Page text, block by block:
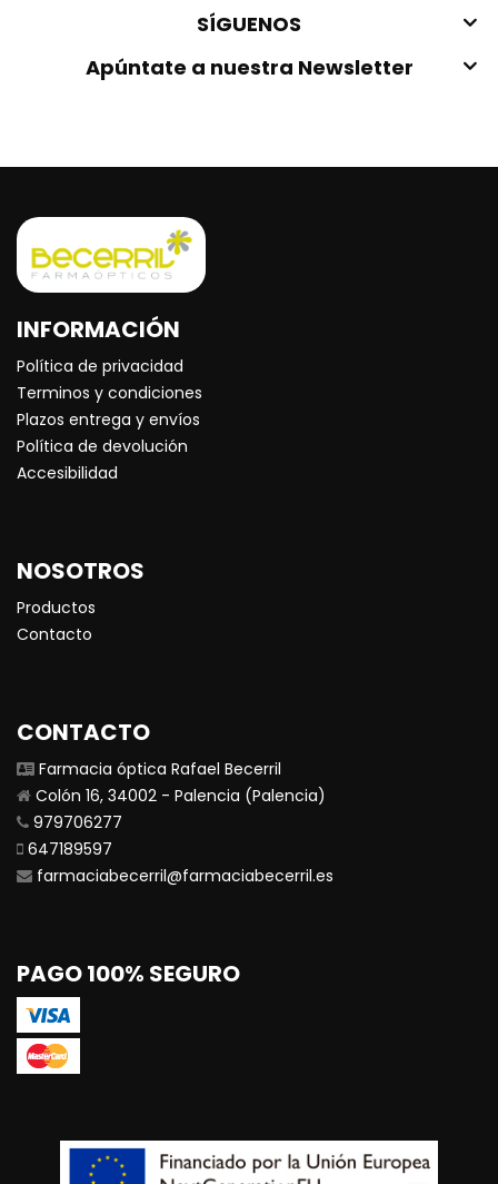
SÍGUENOS
Apúntate a nuestra Newsletter
INFORMACIÓN
Política de privacidad
Terminos y condiciones
Plazos entrega y envíos
Política de devolución
Accesibilidad
NOSOTROS
Productos
Contacto
CONTACTO
Farmacia óptica Rafael Becerril
Colón 16, 34002 - Palencia (Palencia)
979706277
647189597
farmaciabecerril@farmaciabecerril.es
PAGO 100% SEGURO